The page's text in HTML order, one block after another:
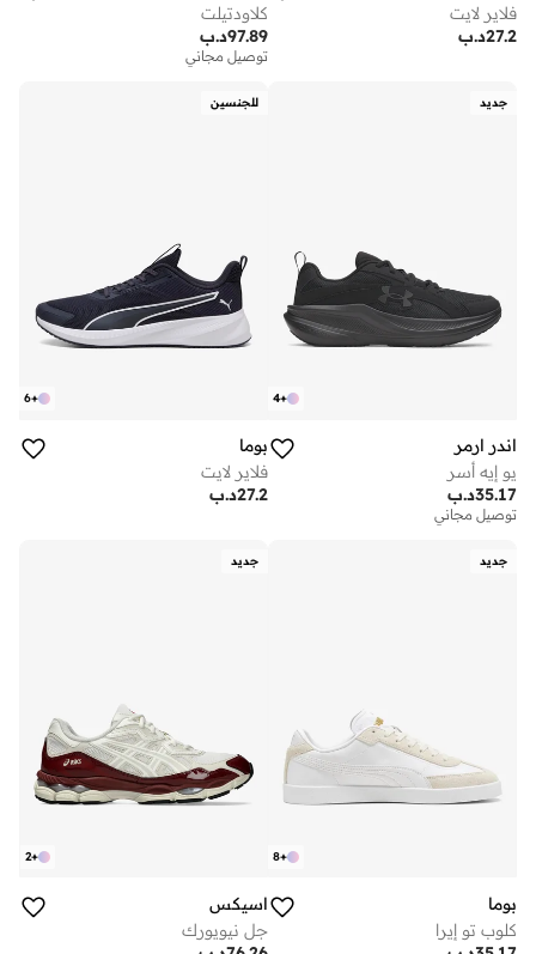
فلاير لايت
د.ب27.2
كلاودتيلت
د.ب97.89
توصيل مجاني
جديد
+
4
اندر ارمر
يو إيه أسر
د.ب35.17
توصيل مجاني
للجنسين
+
6
بوما
فلاير لايت
د.ب27.2
جديد
+
8
بوما
كلوب تو إيرا
جديد
+
2
اسيكس
جل نيويورك